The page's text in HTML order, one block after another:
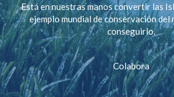
Está en nuestras manos convertir las
ejemplo mundial de conservación del
conseguirlo.
Colabora